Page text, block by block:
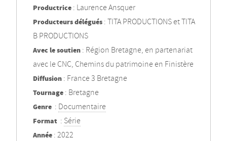
Productrice : Laurence Ansquer
Producteurs délégués : TITA PRODUCTIONS et TITA
B PRODUCTIONS
Avec le soutien : Région Bretagne, en partenariat
avec le CNC, Chemins du patrimoine en Finistère
Diffusion : France 3 Bretagne
Tournage : Bretagne
Genre : Documentaire
Format : Série
Année : 2022